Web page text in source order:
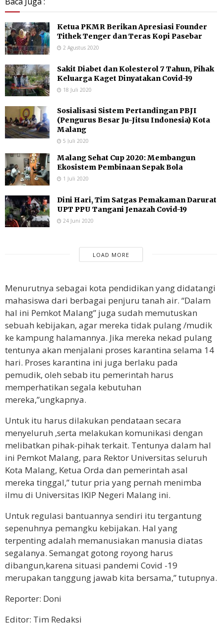
Ketua PKMR Berikan Apresiasi Founder
Tithek Tenger dan Teras Kopi Pasebar
2 Agustus 2020
Sakit Diabet dan Kolesterol 7 Tahun, Pihak
Keluarga Kaget Dinyatakan Covid-19
18 Juli 2020
Sosialisasi Sistem Pertandingan PBJI
(Pengurus Besar Ju-Jitsu Indonesia) Kota
Malang
5 Juli 2020
Malang Sehat Cup 2020: Membangun
Ekosistem Pembinaan Sepak Bola
1 Juli 2020
Dini Hari, Tim Satgas Pemakaman Darurat
UPT PPU Tangani Jenazah Covid-19
24 Juni 2020
LOAD MORE
Menurutnya sebagai kota pendidikan yang didatangi
mahasiswa dari berbagai penjuru tanah air. “Dalam
hal ini Pemkot Malang” juga sudah memutuskan
sebuah kebijakan, agar mereka tidak pulang /mudik
ke kampung halamannya. Jika mereka nekad pulang
tentunya akan menjalani proses karantina selama 14
hari. Proses karantina ini juga berlaku pada
pemudik, oleh sebab itu pemerintah harus
memperhatikan segala kebutuhan
mereka,”ungkapnya.
Untuk itu harus dilakukan pendataan secara
menyeluruh ,serta melakukan komunikasi dengan
melibatkan pihak-pihak terkait. Tentunya dalam hal
ini Pemkot Malang, para Rektor Universitas seluruh
Kota Malang, Ketua Orda dan pemerintah asal
mereka tinggal,” tutur pria yang pernah menimba
ilmu di Universitas IKIP Negeri Malang ini.
Untuk regulasi bantuannya sendiri itu tergantung
sepenuhnya pemangku kebijakan. Hal yang
terpenting adalah memanusiakan manusia diatas
segalanya. Semangat gotong royong harus
dibangun,karena situasi pandemi Covid -19
merupakan tanggung jawab kita bersama,” tutupnya.
Reporter: Doni
Editor: Tim Redaksi